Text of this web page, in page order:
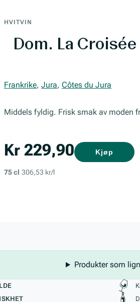
HVITVIN
Dom. La
Frankrike, Jura, Côtes du Jura
Middels fyldig. Frisk smak av moden
Kr 229,90
75 cl 306,53 kr/l
Kjøp
Produkter som